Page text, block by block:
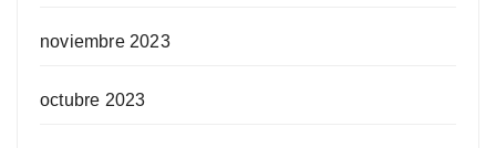
noviembre 2023
octubre 2023